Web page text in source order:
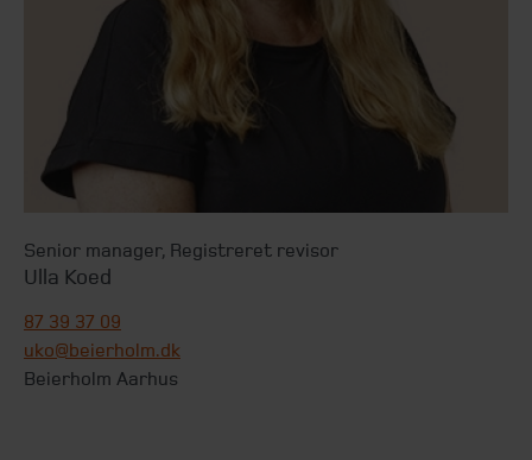
Senior manager, Registreret revisor
Ulla Koed
87 39 37 09
uko@beierholm.dk
Beierholm Aarhus